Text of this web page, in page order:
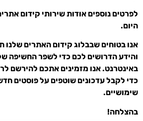
לפרטים נוספים אודות שירותי קידום
היום.
אנו בטוחים שבבלוג קידום האתרים
והידע הדרושים לכם כדי לשפר החשיפה
באינטרנט. אנו מזמינים אתכם להירשם
כדי לקבל עדכונים שוטפים על פוסטים
שימושיים.
בהצלחה!